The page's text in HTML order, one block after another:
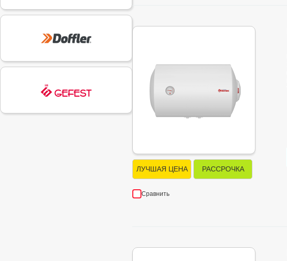
ЛУЧШАЯ ЦЕНА РАССРОЧКА
Сравнить